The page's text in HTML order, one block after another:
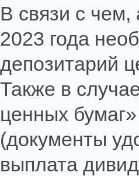
В связи с
2023 года
депозитарий
Также в
ценных
(документы
выплата